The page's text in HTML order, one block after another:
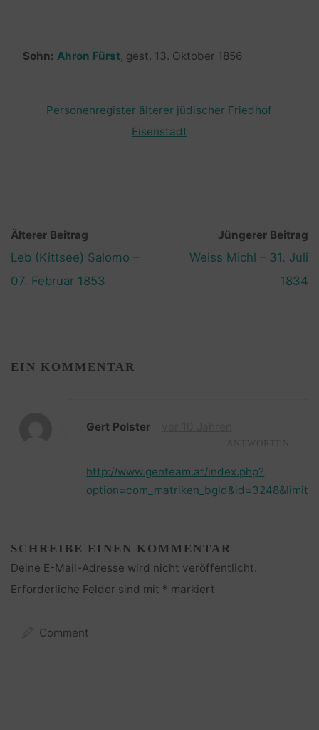
Sohn: Ahron Fürst, gest. 13. Oktober 1856
Personenregister älterer jüdischer Friedhof
Eisenstadt
Älterer Beitrag
Leb (Kittsee) Salomo –
07. Februar 1853
Jüngerer Beitrag
Weiss Michl – 31. Juli
1834
EIN KOMMENTAR
Gert Polster
http://www.genteam.at/index.php?
SCHREIBE EINEN KOMMENTAR
Deine E-Mail-Adresse wird nicht veröffentlicht.
Erforderliche Felder sind mit * markiert